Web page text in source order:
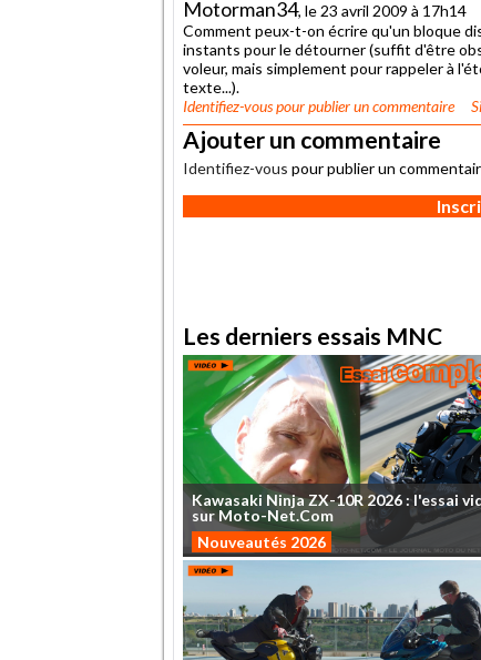
Motorman34, le 23 avril 2009 à 17h14
Comment peux-t-on écrire qu'un bloque
instants pour le détourner (suffit d'être
voleur, mais simplement pour rappeler à
texte...).
Identifiez-vouspour publier un commentaire
Ajouter un commentaire
Identifiez-vous pour publier un
Les derniers essais MNC
Kawasaki NinjaZX-10R 2026 : l'essai
sur Moto-Net.Com
Nouveautés 2026